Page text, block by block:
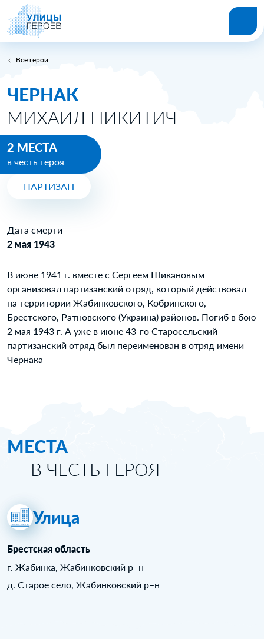
Все герои
ЧЕРНАК
МИХАИЛ НИКИТИЧ
2 МЕСТА
в честь героя
ПАРТИЗАН
Дата смерти
2 мая 1943
В июне 1941 г. вместе с Сергеем Шикановым
организовал партизанский отряд, который действовал
на территории Жабинковского, Кобринского,
Брестского, Ратновского (Украина) районов. Погиб в бою
2 мая 1943 г. А уже в июне 43-го Старосельский
партизанский отряд был переименован в отряд имени
Чернака
МЕСТА
В ЧЕСТЬ ГЕРОЯ
Улица
Брестская область
г. Жабинка, Жабинковский р–н
д. Старое село, Жабинковский р–н